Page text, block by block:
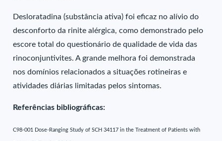
Desloratadina (substância ativa) foi eficaz no alívio do
desconforto da rinite alérgica, como demonstrado pelo
escore total do questionário de qualidade de vida das
rinoconjuntivites. A grande melhora foi demonstrada
nos domínios relacionados a situações rotineiras e
atividades diárias limitadas pelos sintomas.
Referências bibliográficas:
C98-001 Dose-Ranging Study of SCH 34117 in the Treatment of Patients with